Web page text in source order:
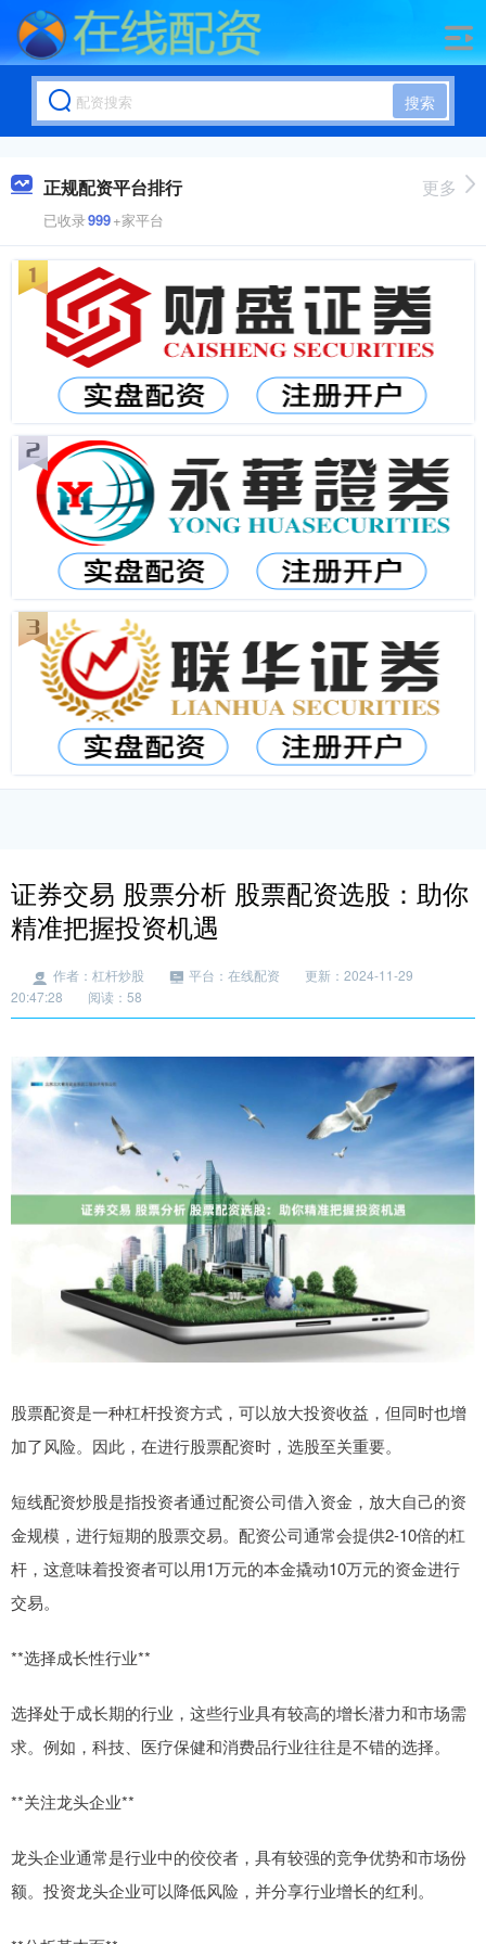
搜索
正规配资平台排行
已收录999+家平台
更多
证券交易 股票分析 股票配资选股：助你
精准把握投资机遇
作者：杠杆炒股 平台：在线配资
更新：2024-11-29
20:47:28
阅读：58
股票配资是一种杠杆投资方式，可以放大投资收益，但同时也增
加了风险。因此，在进行股票配资时，选股至关重要。
短线配资炒股是指投资者通过配资公司借入资金，放大自己的资
金规模，进行短期的股票交易。配资公司通常会提供2-10倍的杠
杆，这意味着投资者可以用1万元的本金撬动10万元的资金进行
交易。
**选择成长性行业**
选择处于成长期的行业，这些行业具有较高的增长潜力和市场需
求。例如，科技、医疗保健和消费品行业往往是不错的选择。
**关注龙头企业**
龙头企业通常是行业中的佼佼者，具有较强的竞争优势和市场份
额。投资龙头企业可以降低风险，并分享行业增长的红利。